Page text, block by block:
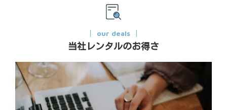
our deals
当社レンタルのお得さ